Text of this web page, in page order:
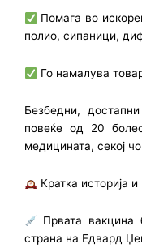
Помага во
полио, сипаници,
Го намалува
Безбедни,
повеќе од 20
медицината, секој
Кратка историја
Првата вакцина
страна на Едвард